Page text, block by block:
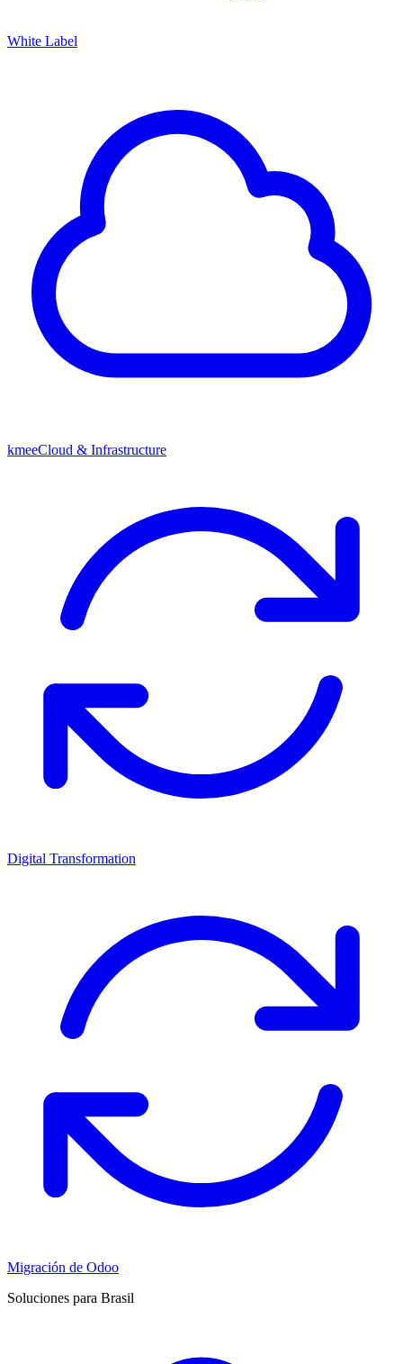
White Label
kmeeCloud & Infrastructure
Digital Transformation
Migración de Odoo
Soluciones para Brasil